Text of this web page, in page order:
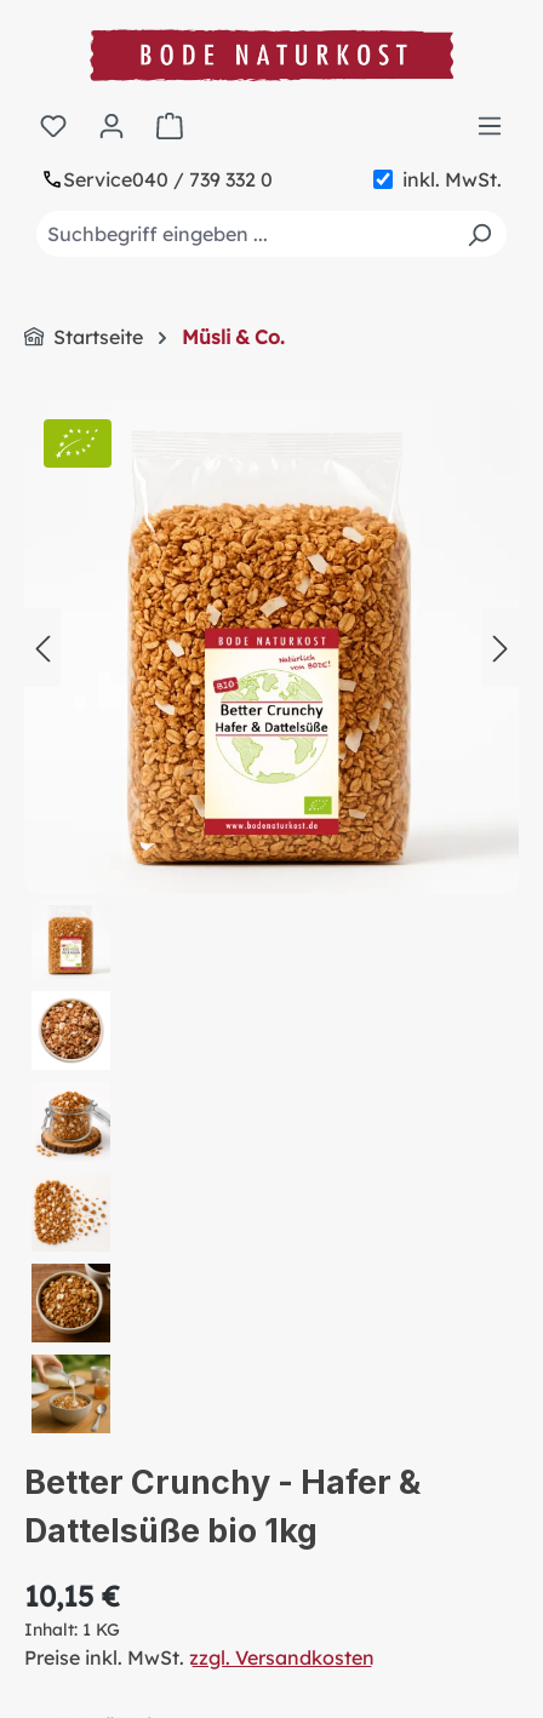
springen
Service040 / 739 332 0 inkl. MwSt.
Warenkorb enthält 0 Positionen. Der
Startseite Müsli & Co.
Bildergalerie überspringen
Better Crunchy - Hafer &
Dattelsüße bio 1kg
10,15 €
Inhalt: 1 KG
Preise inkl. MwSt. zzgl. Versandkosten